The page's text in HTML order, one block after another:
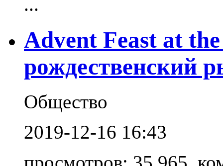
Advent Feast at
рождественский
Общество
2019-12-16 16:43